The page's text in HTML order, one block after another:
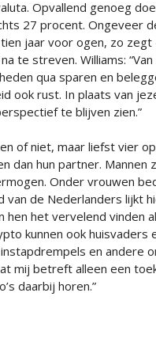
Opvallend genoeg
27 procent. Ongeveer
jaar voor ogen, zo
te streven. Williams:
qua sparen en
ook rust. In plaats van
te blijven zien.”
of niet, maar liefst vier
dan hun partner.
Onder vrouwen
de Nederlanders lijkt
hen het vervelend vinden
kunnen ook
en andere
mij betreft alleen een
daarbij horen.”